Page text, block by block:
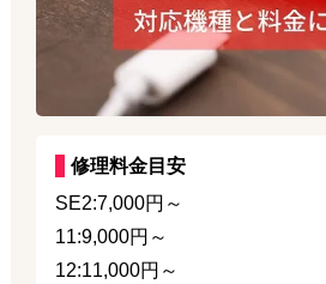
修理料金目安
SE2:7,000円～
11:9,000円～
12:11,000円～